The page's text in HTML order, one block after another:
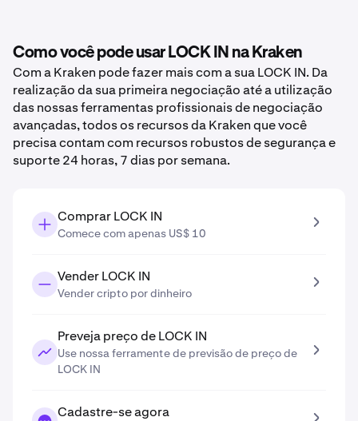
Como você pode usar LOCK IN na Kraken
Com a Kraken pode fazer mais com a sua LOCK IN. Da
realização da sua primeira negociação até a utilização
das nossas ferramentas profissionais de negociação
avançadas, todos os recursos da Kraken que você
precisa contam com recursos robustos de segurança e
suporte 24 horas, 7 dias por semana.
Comprar LOCK IN
Comece com apenas US$ 10
Vender LOCK IN
Vender cripto por dinheiro
Preveja preço de LOCK IN
Use nossa ferramente de previsão de preço de
LOCK IN
Cadastre-se agora